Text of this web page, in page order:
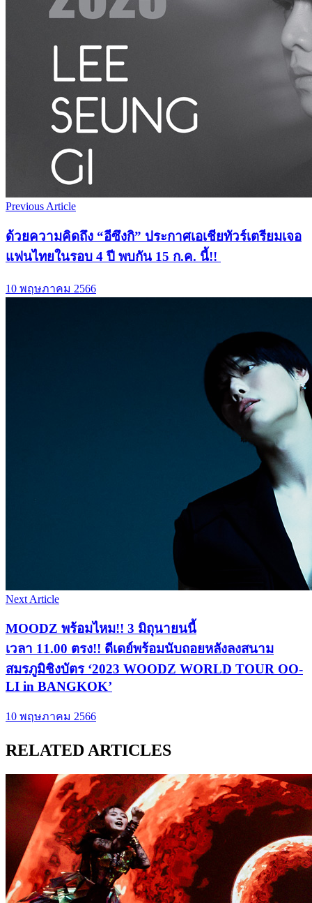
Previous Article
ด้วยความคิดถึง “อีซึงกิ” ประกาศเอเชียทัวร์เตรียมเจอ
แฟนไทยในรอบ 4 ปี พบกัน 15 ก.ค. นี้!!
10 พฤษภาคม 2566
Next Article
MOODZ พร้อมไหม!! 3 มิถุนายนนี้
เวลา 11.00 ตรง!! ดีเดย์พร้อมนับถอยหลังลงสนาม
สมรภูมิชิงบัตร ‘2023 WOODZ WORLD TOUR OO-
LI in BANGKOK’
10 พฤษภาคม 2566
RELATED ARTICLES